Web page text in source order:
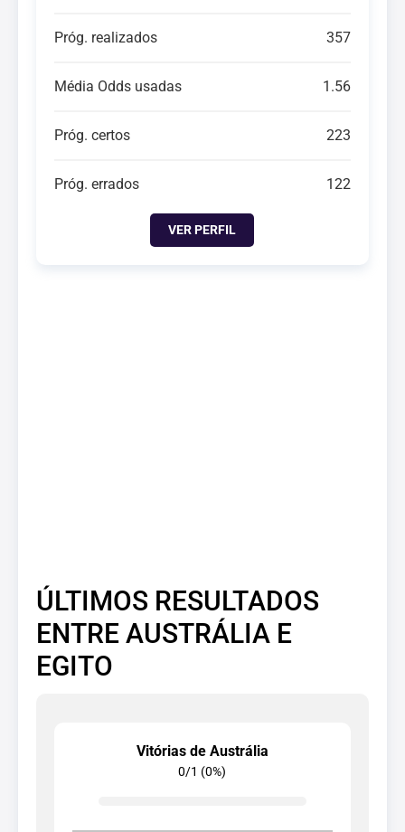
Próg. realizados 357
Média Odds usadas 1.56
Próg. certos 223
Próg. errados 122
VER PERFIL
ÚLTIMOS RESULTADOS
ENTRE AUSTRÁLIA E
EGITO
Vitórias de Austrália
0/1 (0%)